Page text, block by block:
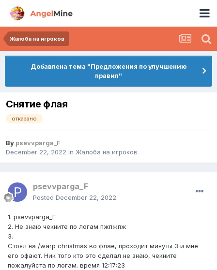
Жалоба на игроков
Добавлена тема "Предложения по улучшению
правил"
Снятие флая
отказано
By psevvparga_F
December 22, 2022 in Жалоба на игроков
psevvparga_F
Posted December 22, 2022
1. psevvparga_F
2. Не знаю чекните по логам пжпжпж
3.
Стоял на /warp christmas во флае, проходит минуты 3 и мне
его офают. Ник того кто это сделал не знаю, чекните
пожалуйста по логам. время 12:17:23